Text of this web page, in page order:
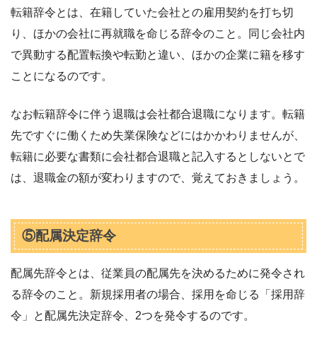
転籍辞令とは、在籍していた会社との雇用契約を打ち切
り、ほかの会社に再就職を命じる辞令のこと。同じ会社内
で異動する配置転換や転勤と違い、ほかの企業に籍を移す
ことになるのです。
なお転籍辞令に伴う退職は会社都合退職になります。転籍
先ですぐに働くため失業保険などにはかかわりませんが、
転籍に必要な書類に会社都合退職と記入するとしないとで
は、退職金の額が変わりますので、覚えておきましょう。
⑤配属決定辞令
配属先辞令とは、従業員の配属先を決めるために発令され
る辞令のこと。新規採用者の場合、採用を命じる「採用辞
令」と配属先決定辞令、2つを発令するのです。